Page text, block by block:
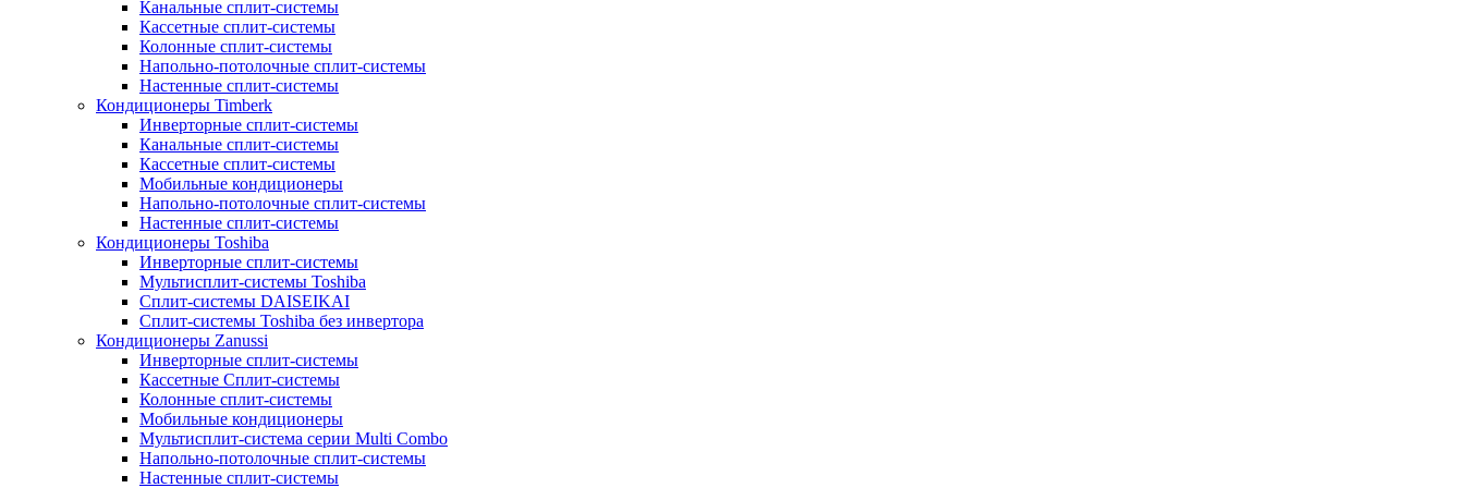
Канальные сплит-системы
Кассетные сплит-системы
Колонные сплит-системы
Напольно-потолочные сплит-системы
Настенные сплит-системы
Кондиционеры Timberk
Инверторные сплит-системы
Канальные сплит-системы
Кассетные сплит-системы
Мобильные кондиционеры
Напольно-потолочные сплит-системы
Настенные сплит-системы
Кондиционеры Toshiba
Инверторные сплит-системы
Мультисплит-системы Toshiba
Сплит-системы DAISEIKAI
Сплит-системы Toshiba без инвертора
Кондиционеры Zanussi
Инверторные сплит-системы
Кассетные Сплит-системы
Колонные сплит-системы
Мобильные кондиционеры
Мультисплит-система серии Multi Combo
Напольно-потолочные сплит-системы
Настенные сплит-системы